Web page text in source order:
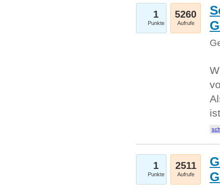
1
Punkte
5260
Aufrufe
1
Punkte
2511
Aufrufe